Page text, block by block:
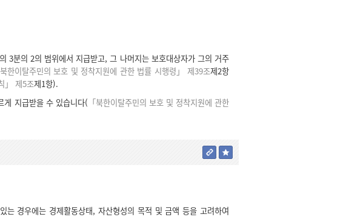
3분의 2의 범위에서 지급받고, 그 나머지는 보호대상자가 그의 거주
북한이탈주민의 보호 및 정착지원에 관한 법률 시행령」 제39조제2항
」 제5조제1항).
게 지급받을 수 있습니다( 「북한이탈주민의 보호 및 정착지원에 관한
경우에는 경제활동상태, 자산형성의 목적 및 금액 등을 고려하여